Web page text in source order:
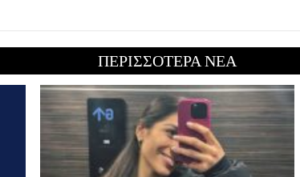
ΠΕΡΙΣΣΟΤΕΡΑ ΝΕΑ